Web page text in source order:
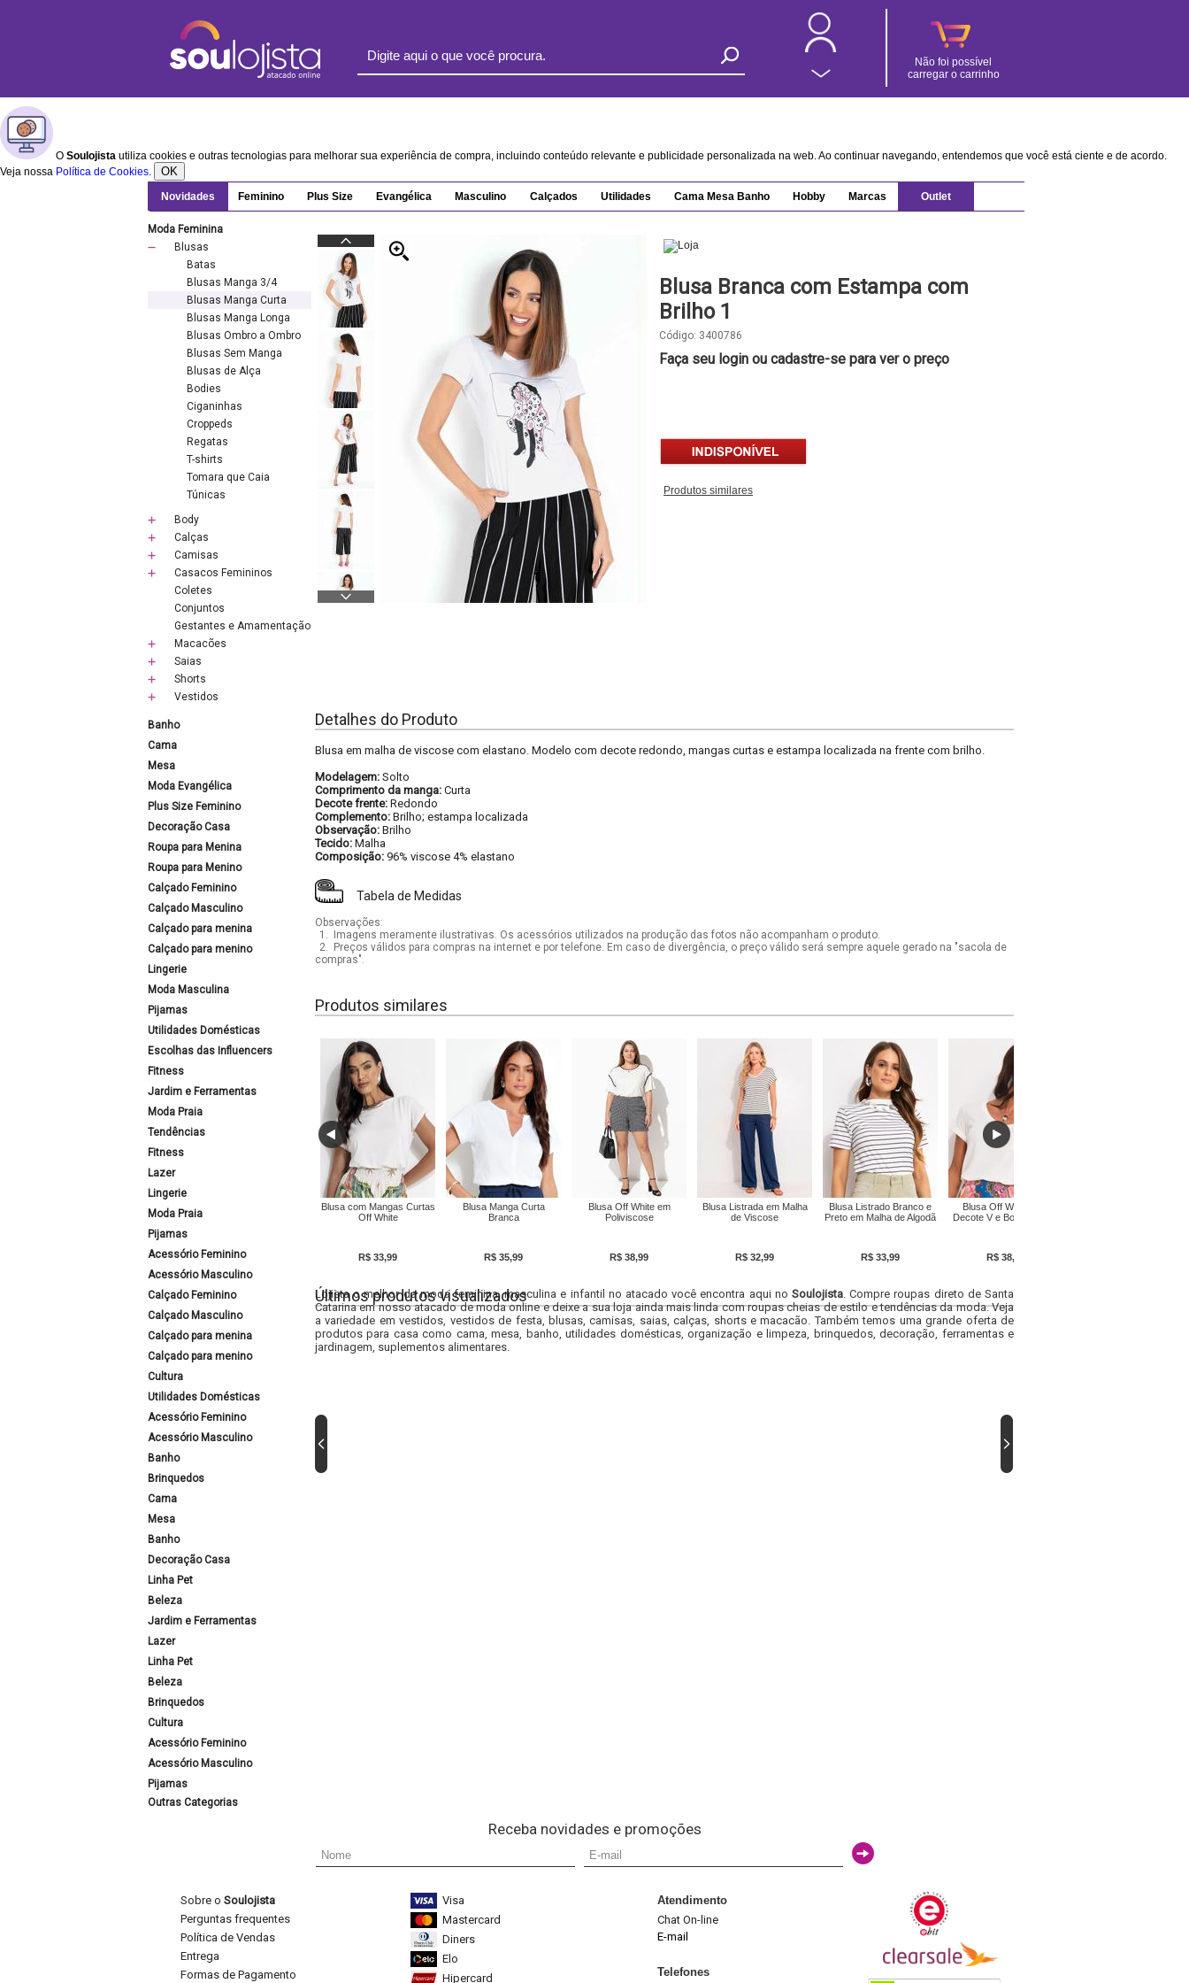
Não foi possível
carregar o carrinho
O Soulojista utiliza cookies e outras tecnologias para melhorar sua experiência de compra, incluindo conteúdo relevante e publicidade personalizada na web. Ao continuar navegando, entendemos que você está ciente e de acordo.
Veja nossa Política de Cookies. OK
Novidades Feminino Plus Size Evangélica Masculino Calçados Utilidades Cama Mesa Banho Hobby Marcas Outlet
Moda Feminina
Blusas
Batas
Blusas Manga 3/4
Blusas Manga Curta
Blusas Manga Longa
Blusas Ombro a Ombro
Blusas Sem Manga
Blusas de Alça
Bodies
Ciganinhas
Croppeds
Regatas
T-shirts
Tomara que Caia
Túnicas
Body
Calças
Camisas
Casacos Femininos
Coletes
Conjuntos
Gestantes e Amamentação
Macacões
Saias
Shorts
Vestidos
Banho
Cama
Mesa
Moda Evangélica
Plus Size Feminino
Decoração Casa
Roupa para Menina
Roupa para Menino
Calçado Feminino
Calçado Masculino
Calçado para menina
Calçado para menino
Lingerie
Moda Masculina
Pijamas
Utilidades Domésticas
Escolhas das Influencers
Fitness
Jardim e Ferramentas
Moda Praia
Tendências
Fitness
Lazer
Lingerie
Moda Praia
Pijamas
Acessório Feminino
Acessório Masculino
Calçado Feminino
Calçado Masculino
Calçado para menina
Calçado para menino
Cultura
Utilidades Domésticas
Acessório Feminino
Acessório Masculino
Banho
Brinquedos
Cama
Mesa
Banho
Decoração Casa
Linha Pet
Beleza
Jardim e Ferramentas
Lazer
Linha Pet
Beleza
Brinquedos
Cultura
Acessório Feminino
Acessório Masculino
Pijamas
Outras Categorias
Blusa Branca com Estampa com
Brilho 1
Código: 3400786
Faça seu login ou cadastre-se para ver o preço
Produtos similares
Detalhes do Produto
Blusa em malha de viscose com elastano. Modelo com decote redondo, mangas curtas e estampa localizada na frente com brilho.
Modelagem: Solto
Comprimento da manga: Curta
Decote frente: Redondo
Complemento: Brilho; estampa localizada
Observação: Brilho
Tecido: Malha
Composição: 96% viscose 4% elastano
Tabela de Medidas
Observações:
1.
Imagens meramente ilustrativas. Os acessórios utilizados na produção das fotos não acompanham o produto.
2.
Preços válidos para compras na internet e por telefone. Em caso de divergência, o preço válido será sempre aquele gerado na "sacola de
compras".
Produtos similares
Blusa com Mangas Curtas
Off White
R$ 33,99
Blusa Manga Curta
Branca
R$ 35,99
Blusa Off White em
Poliviscose
R$ 38,99
Blusa Listrada em Malha
de Viscose
R$ 32,99
Blusa Listrado Branco e
Preto em Malha de Algodã
R$ 33,99
Blusa Off White com
Decote V e Bolso Frontal
R$ 38,99
Últimos produtos visualizados
Lojista o melhor da moda feminina, masculina e infantil no atacado você encontra aqui no Soulojista. Compre roupas direto de Santa
Catarina em nosso atacado de moda online e deixe a sua loja ainda mais linda com roupas cheias de estilo e tendências da moda. Veja
a variedade em vestidos, vestidos de festa, blusas, camisas, saias, calças, shorts e macacão. Também temos uma grande oferta de
produtos para casa como cama, mesa, banho, utilidades domésticas, organização e limpeza, brinquedos, decoração, ferramentas e
jardinagem, suplementos alimentares.
Receba novidades e promoções
Sobre o Soulojista
Perguntas frequentes
Política de Vendas
Entrega
Formas de Pagamento
Visa
Mastercard
Diners
Elo
Hipercard
Atendimento
Chat On-line
E-mail
Telefones